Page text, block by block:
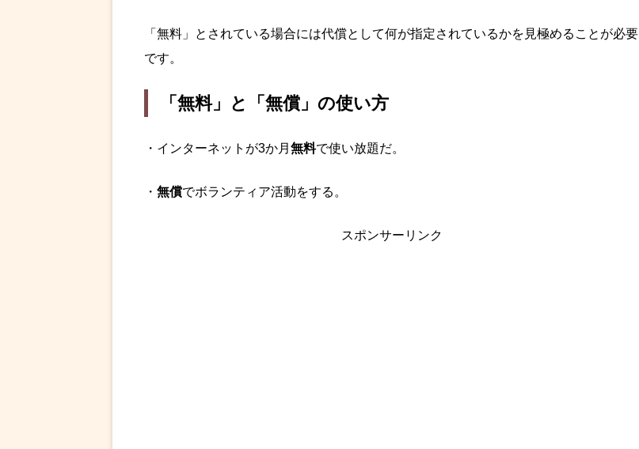
「無料」とされている場合には代償として何が指定されているかを見極めることが必要
です。
「無料」と「無償」の使い方
・インターネットが3か月 無料で使い放題だ。
・ 無償でボランティア活動をする。
スポンサーリンク